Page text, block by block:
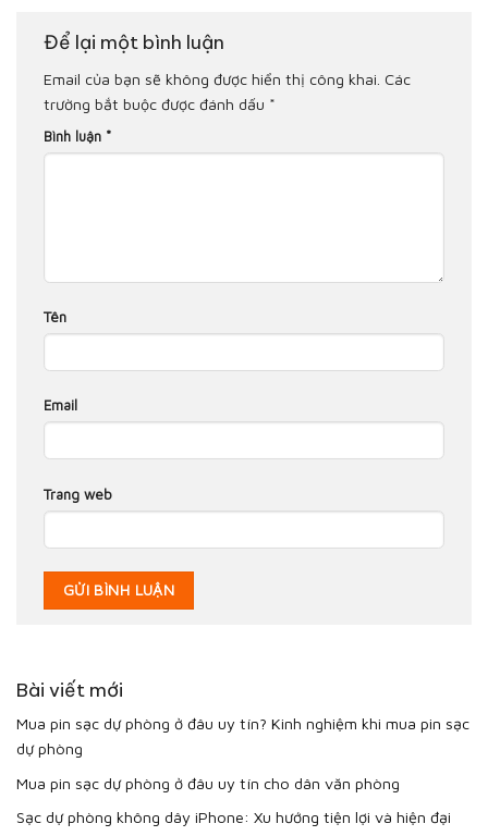
Để lại một bình luận
Email của bạn sẽ không được hiển thị công khai. Các
trường bắt buộc được đánh dấu *
Bình luận *
Tên
Email
Trang web
Bài viết mới
Mua pin sạc dự phòng ở đâu uy tín? Kinh nghiệm khi mua pin sạc
dự phòng
Mua pin sạc dự phòng ở đâu uy tín cho dân văn phòng
Sạc dự phòng không dây iPhone: Xu hướng tiện lợi và hiện đại